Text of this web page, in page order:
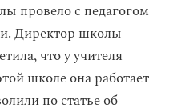
провело с педагогом
Директор школы
что у учителя
школе она работает
по статье об